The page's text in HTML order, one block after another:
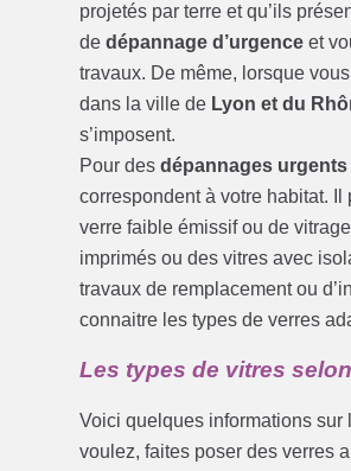
projetés par terre et qu’ils
dedépannage d’urgence et
travaux. De même, lorsque
dans la ville de Lyon et du
s’imposent.
Pour desdépannages urgents
correspondent à votre habitat.
verre faible émissif ou de
imprimés ou des vitres avec
travaux de remplacement ou
connaitre les types de verres
Les types de vitres
Voici quelques informations sur
voulez, faites poser des verres